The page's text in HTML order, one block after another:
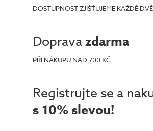
DOSTUPNOST ZJIŠŤUJEME KAŽDÉ
Dopravazdarma
PŘI NÁKUPU NAD 700 KČ
Registrujte se a
s 10% slevou!